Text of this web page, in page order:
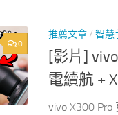
0
推薦文章/ 智慧
[影片]
電續航 +
vivo X300